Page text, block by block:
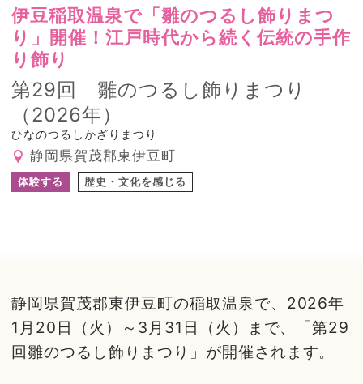
伊豆稲取温泉で「雛のつるし飾りまつ
り」開催！江戸時代から続く伝統の手作
り飾り
第29回 雛のつるし飾りまつり
（2026年）
ひなのつるしかざりまつり
静岡県賀茂郡東伊豆町
体験する 歴史・文化を感じる
静岡県賀茂郡東伊豆町の稲取温泉で、2026年
1月20日（火）～3月31日（火）まで、「第29
回雛のつるし飾りまつり」が開催されます。